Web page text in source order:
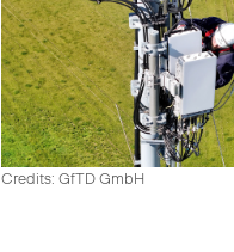
Credits: GfTD GmbH